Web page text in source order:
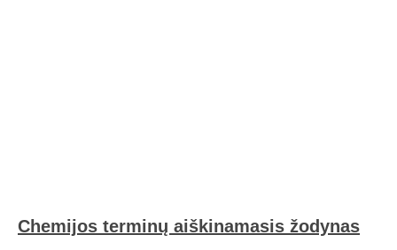
Chemijos terminų aiškinamasis žodynas